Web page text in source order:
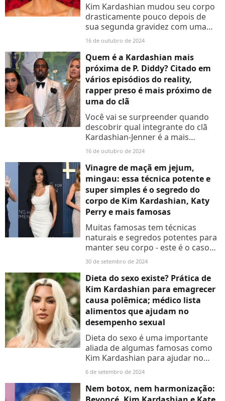
Kim Kardashian mudou seu corpo
drasticamente pouco depois de
sua segunda gravidez com uma
dieta um tanto inusitada e
16 de outubro de 2024
Quem é a Kardashian mais
próxima de P. Diddy? Citado em
vários episódios do reality,
rapper preso é mais próximo de
uma do clã
Você vai se surpreender quando
descobrir qual integrante do clã
Kardashian-Jenner é a mais
próxima de P.Diddy
16 de outubro de 2024
Vinagre de maçã em jejum,
mingau: essa técnica potente e
super simples é o segredo do
corpo de Kim Kardashian, Katy
Perry e mais famosas
Muitas famosas tem técnicas
naturais e segredos potentes para
manter seu corpo - este é o caso
de Kim Kardashian, Hillary Duff e
mingau e vinagre de...
30 de setembro de 2024
Dieta do sexo existe? Prática de
Kim Kardashian para emagrecer
causa polêmica; médico lista
alimentos que ajudam no
desempenho sexual
Dieta do sexo é uma importante
aliada de algumas famosas como
Kim Kardashian para ajudar no
emagrecimento, mas pode não ser
detalhes!
6 de setembro de 2024
Nem botox, nem harmonização: